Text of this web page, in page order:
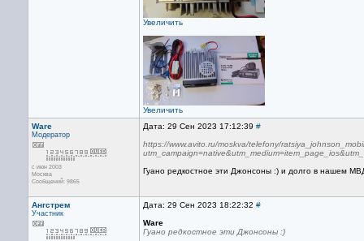
Увеличить
Увеличить
Ware
Модератор
с июн 2003
Москва
Сообщений: 9865
Дата: 29 Сен 2023 17:12:39 #
https://www.avito.ru/moskva/telefony/
Гуано редкостное эти Джонсоны :) и долго в нашем
Ангстрем
Участник
Дата: 29 Сен 2023 18:22:32 #
Ware
Гуано редкостное эти Джонсоны :)